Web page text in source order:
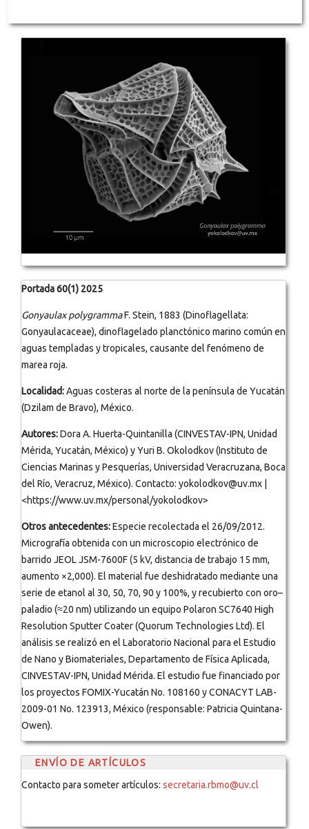
Portada 60(1) 2025
Gonyaulax polygrammaF. Stein, 1883 (Dinoflagellata:
Gonyaulacaceae), dinoflagelado planctónico marino común en
aguas templadas y tropicales, causante del fenómeno de
marea roja.
Localidad:Aguas costeras al norte de la península de Yucatán
(Dzilam de Bravo), México.
Autores:Dora A. Huerta-Quintanilla (CINVESTAV-IPN, Unidad
Mérida, Yucatán, México) y Yuri B. Okolodkov (Instituto de
Ciencias Marinas y Pesquerías, Universidad Veracruzana, Boca
del Río, Veracruz, México). Contacto: yokolodkov@uv.mx |
<https://www.uv.mx/personal/yokolodkov>
Otros antecedentes:Especie recolectada el 26/09/2012.
Micrografía obtenida con un microscopio electrónico de
barrido JEOL JSM-7600F (5 kV, distancia de trabajo 15 mm,
aumento ×2,000). El material fue deshidratado mediante una
serie de etanol al 30, 50, 70, 90 y 100%, y recubierto con oro–
paladio (≈20 nm) utilizando un equipo Polaron SC7640 High
Resolution Sputter Coater (Quorum Technologies Ltd). El
análisis se realizó en el Laboratorio Nacional para el Estudio
de Nano y Biomateriales, Departamento de Física Aplicada,
CINVESTAV-IPN, Unidad Mérida. El estudio fue financiado por
los proyectos FOMIX-Yucatán No. 108160 y CONACYT LAB-
2009-01 No. 123913, México (responsable: Patricia Quintana-
Owen).
ENVÍO DE ARTÍCULOS
Contacto para someter artículos: secretaria.rbmo@uv.cl